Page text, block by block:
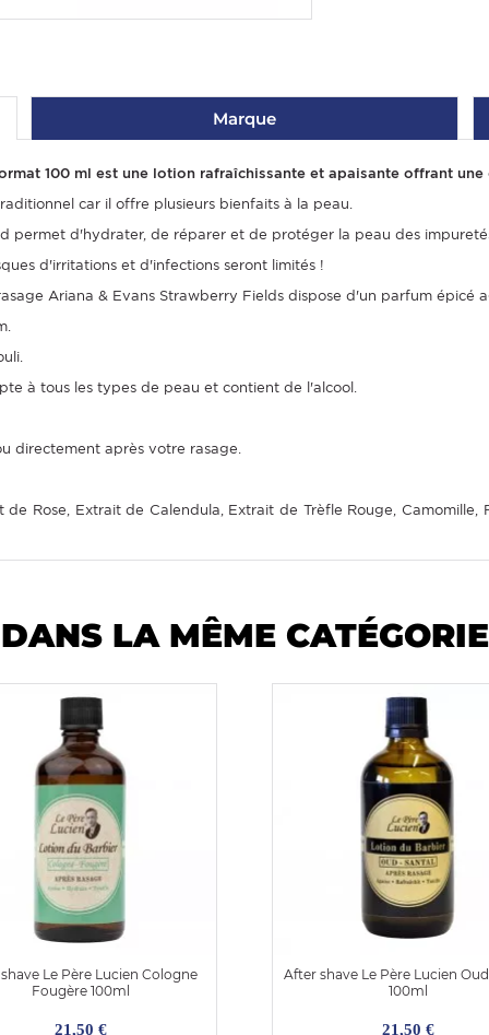
Marque
100 ml est une lotion rafraîchissante et apaisante offrant
car il offre plusieurs bienfaits à la peau.
permet d'hydrater, de réparer et de protéger la peau des
d'irritations et d'infections seront limités !
Ariana & Evans Strawberry Fields dispose d'un parfum épicé
à tous les types de peau et contient de l'alcool.
directement après votre rasage.
Rose, Extrait de Calendula, Extrait de Trèfle Rouge, Camomille,
DANS LA MÊME CATÉGORIE
Le Père Lucien Cologne
Fougère 100ml
21,50 €
After shave Le Père Lucien
100ml
21,50 €